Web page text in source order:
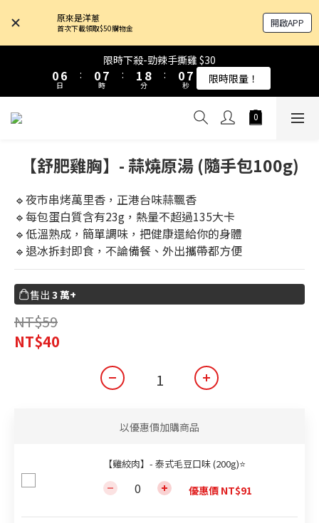
原來是洋蔥
首次下載領取$50購物金 開啟APP
限時下殺-勁辣手撕雞 $30
4
3
2
0
9
8
6
5
0
日
:
4
3
2
0
9
8
7
6
2
1
時
:
3
2
1
0
9
8
7
3
2
0
分
:
2
1
0
8
7
6
1
秒 限時限量！
限時下殺-勁辣手撕雞 $30
4
3
2
0
9
8
6
5
0
日
:
4
3
2
0
9
8
7
6
2
1
時
:
3
2
1
0
9
8
7
3
2
0
分
:
2
1
0
8
7
6
1
秒 限時限量！
原來是乳清-大豆蛋白 買10送1！
限時下殺-勁辣手撕雞 $30
9
7
6
5
1
0
7
6
5
4
3
2
1
0
:
9
7
6
5
1
0
8
7
6
5
4
3
2
1
0
9
8
7
6
2
1
0
9
8
7
6
5
4
3
2
1
0
:
8
7
6
5
1
0
8
7
5
4
3
2
1
0
【舒肥雞胸】- 蒜燒原湯 (隨手包100g)
🔹夜市串烤萬里香，正港台味蒜飄香
🔹每包蛋白質含有23g，熱量不超過135大卡
🔹低溫熟成，簡單調味，把健康還給你的身體
🔹退冰拆封即食，不論備餐、外出攜帶都方便
售出 3 萬+
NT$59
NT$40
以優惠價加購商品
【雞絞肉】- 泰式毛豆口味 (200g)⭐
優惠價 NT$91